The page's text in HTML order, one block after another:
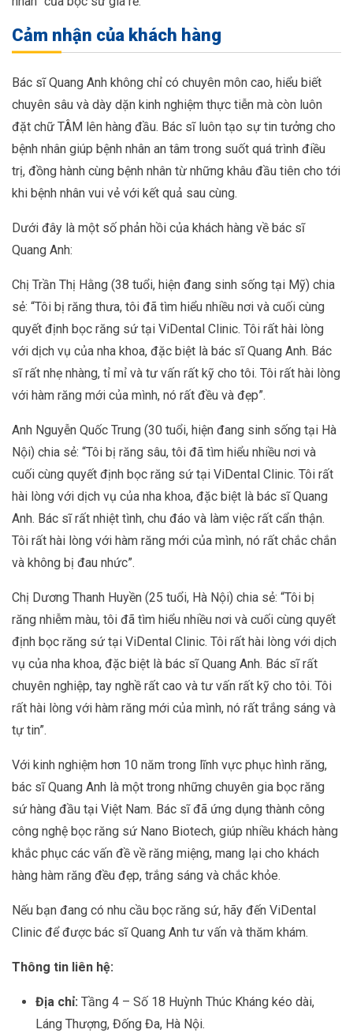
Cảm nhận của khách hàng
Bác sĩ Quang Anh không chỉ có chuyên môn cao, hiểu biết
chuyên sâu và dày dặn kinh nghiệm thực tiễn mà còn luôn
đặt chữ TÂM lên hàng đầu. Bác sĩ luôn tạo sự tin tưởng cho
bệnh nhân giúp bệnh nhân an tâm trong suốt quá trình điều
trị, đồng hành cùng bệnh nhân từ những khâu đầu tiên cho tới
khi bệnh nhân vui vẻ với kết quả sau cùng.
Dưới đây là một số phản hồi của khách hàng về bác sĩ
Quang Anh:
Chị Trần Thị Hằng (38 tuổi, hiện đang sinh sống tại Mỹ) chia
sẻ: “Tôi bị răng thưa, tôi đã tìm hiểu nhiều nơi và cuối cùng
quyết định bọc răng sứ tại ViDental Clinic. Tôi rất hài lòng
với dịch vụ của nha khoa, đặc biệt là bác sĩ Quang Anh. Bác
sĩ rất nhẹ nhàng, tỉ mỉ và tư vấn rất kỹ cho tôi. Tôi rất hài lòng
với hàm răng mới của mình, nó rất đều và đẹp”.
Anh Nguyễn Quốc Trung (30 tuổi, hiện đang sinh sống tại Hà
Nội) chia sẻ: “Tôi bị răng sâu, tôi đã tìm hiểu nhiều nơi và
cuối cùng quyết định bọc răng sứ tại ViDental Clinic. Tôi rất
hài lòng với dịch vụ của nha khoa, đặc biệt là bác sĩ Quang
Anh. Bác sĩ rất nhiệt tình, chu đáo và làm việc rất cẩn thận.
Tôi rất hài lòng với hàm răng mới của mình, nó rất chắc chắn
và không bị đau nhức”.
Chị Dương Thanh Huyền (25 tuổi, Hà Nội) chia sẻ: “Tôi bị
răng nhiễm màu, tôi đã tìm hiểu nhiều nơi và cuối cùng quyết
định bọc răng sứ tại ViDental Clinic. Tôi rất hài lòng với dịch
vụ của nha khoa, đặc biệt là bác sĩ Quang Anh. Bác sĩ rất
chuyên nghiệp, tay nghề rất cao và tư vấn rất kỹ cho tôi. Tôi
rất hài lòng với hàm răng mới của mình, nó rất trắng sáng và
tự tin”.
Với kinh nghiệm hơn 10 năm trong lĩnh vực phục hình răng,
bác sĩ Quang Anh là một trong những chuyên gia bọc răng
sứ hàng đầu tại Việt Nam. Bác sĩ đã ứng dụng thành công
công nghệ bọc răng sứ Nano Biotech, giúp nhiều khách hàng
khắc phục các vấn đề về răng miệng, mang lại cho khách
hàng hàm răng đều đẹp, trắng sáng và chắc khỏe.
Nếu bạn đang có nhu cầu bọc răng sứ, hãy đến ViDental
Clinic để được bác sĩ Quang Anh tư vấn và thăm khám.
Thông tin liên hệ:
Địa chỉ: Tầng 4 – Số 18 Huỳnh Thúc Kháng kéo dài,
Láng Thượng, Đống Đa, Hà Nội.